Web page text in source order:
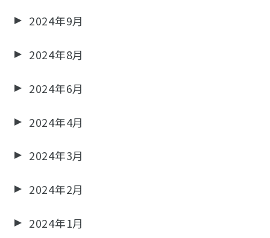
2024年9月
2024年8月
2024年6月
2024年4月
2024年3月
2024年2月
2024年1月